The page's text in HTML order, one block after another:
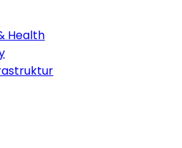
Health